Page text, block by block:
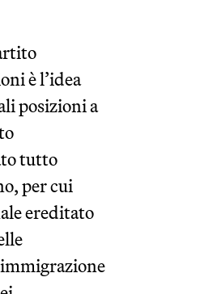
è l’idea
posizioni a
tutto
per cui
ereditato